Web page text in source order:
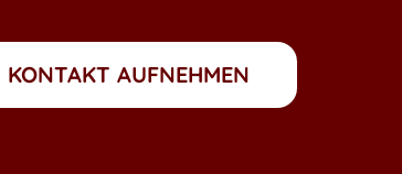
KONTAKT AUFNEHMEN